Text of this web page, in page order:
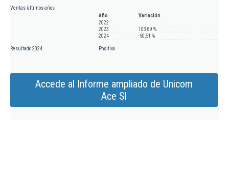
Ventas últimos años
Año
Variación
2022
2023
103,89 %
2024
-50,51 %
Resultado 2024 Positivo
Accede al Informe ampliado de Unicom
Ace Sl